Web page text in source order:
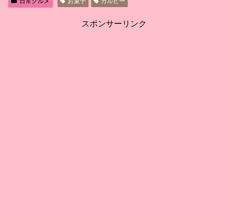
スポンサーリンク